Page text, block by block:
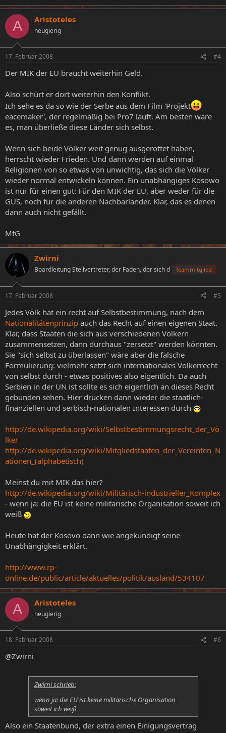
A Aristoteles
neugierig
17. Februar 2008 #4
Der MIK der EU braucht weiterhin Geld.
Also schürt er dort weiterhin den Konflikt.
Ich sehe es da so wie der Serbe aus dem Film 'Projekt
eacemaker', der regelmäßig bei Pro7 läuft. Am besten wäre
es, man überließe diese Länder sich selbst.
Wenn sich beide Völker weit genug ausgerottet haben,
herrscht wieder Frieden. Und dann werden auf einmal
Religionen von so etwas von unwichtig, das sich die Völker
wieder normal entwickeln können. Ein unabhängiges Kosowo
ist nur für einen gut: Für den MIK der EU, aber weder für die
GUS, noch für die anderen Nachbarländer. Klar, das es denen
dann auch nicht gefällt.
MfG
Zwirni
Boardleitung Stellvertreter, der Faden, der sich d Teammitglied
17. Februar 2008 #5
Jedes Völk hat ein recht auf Selbstbestimmung, nach dem
Nationalitätenprinzip auch das Recht auf einen eigenen Staat.
Klar, dass Staaten die sich aus verschiedenen Völkern
zusammensetzen, dann durchaus "zersetzt" werden könnten.
Sie "sich selbst zu überlassen" wäre aber die falsche
Formulierung: vielmehr setzt sich internationales Völkerrecht
von selbst durch - etwas positives also eigentlich. Da auch
Serbien in der UN ist sollte es sich eigentlich an dieses Recht
gebunden sehen. Hier drücken dann wieder die staatlich-
finanziellen und serbisch-nationalen Interessen durch
http://de.wikipedia.org/wiki/Selbstbestimmungsrecht_der_Vö
lker
http://de.wikipedia.org/wiki/Mitgliedstaaten_der_Vereinten_N
ationen_(alphabetisch)
Meinst du mit MIK das hier?
http://de.wikipedia.org/wiki/Militärisch-industrieller_Komplex
- wenn ja: die EU ist keine militärische Organisation soweit ich
weiß
Heute hat der Kosovo dann wie angekündigt seine
Unabhängigkeit erklärt.
http://www.rp-
online.de/public/article/aktuelles/politik/ausland/534107
A Aristoteles
neugierig
18. Februar 2008 #6
@Zwirni
Zwirni schrieb:
wenn ja: die EU ist keine militärische Organisation
soweit ich weiß
Also ein Staatenbund, der extra einen Einigungsvertrag